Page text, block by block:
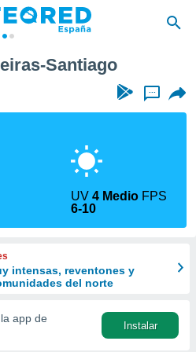
Santiago
...
UV4 Medio FPS
6-10
intensas, reventones y
del norte
la app de
Instalar